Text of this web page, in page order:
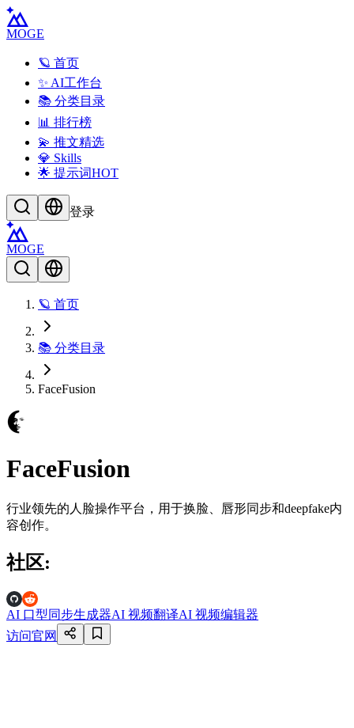
MOGE
🪐 首页
✨ AI工作台
📚 分类目录
📊 排行榜
💫 推文精选
💎 Skills
🌟 提示词HOT
登录
MOGE
🪐 首页
📚 分类目录
FaceFusion
FaceFusion
行业领先的人脸操作平台，用于换脸、唇形同步和deepfake内
容创作。
社区:
AI 口型同步生成器AI 视频翻译AI 视频编辑器
访问官网